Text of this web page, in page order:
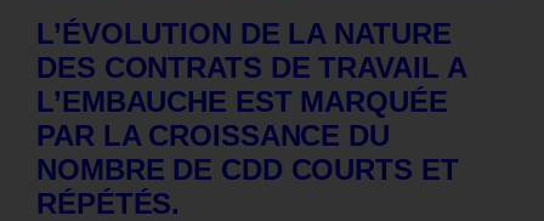
L’ÉVOLUTION DE LA NATURE
DES CONTRATS DE TRAVAIL A
L’EMBAUCHE EST MARQUÉE
PAR LA CROISSANCE DU
NOMBRE DE CDD COURTS ET
RÉPÉTÉS.